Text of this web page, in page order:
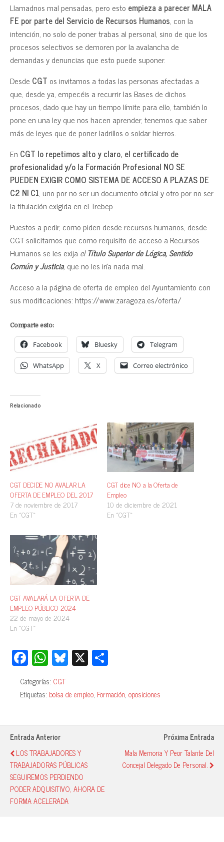
Llamadnos mal pensadas, pero esto empieza a parecer MALA
FE por parte del Servicio de Recursos Humanos, con la
intención, no solo de poner trabas al personal, sino de que los
procesos selectivos se demoren por la avalancha de
demandas y denuncias que esto puede suponer.
Desde CGT os invitamos a todas las personas afectadas a
que, desde ya, empecéis a recurrir las Bases de dichos
procesos, dado que hay un tiempo límite para ello, también lo
pone en una ley que nos hacen aprender, tenemos que saber
más de leyes que de poner ladrillos o soldar hierros.
En CGT lo repetimos alto y claro, el certificado de
profesionalidad y/o la Formación Profesional NO SE
PUEDEN EXIGIR COMO SISTEMA DE ACCESO A PLAZAS DE
C2 NI C1, uno por no ser un documento oficial y otro por no ser
la titulación exigida en el Trebep.
Puestos a pedir, como piden desde recursos humanos, desde
CGT solicitamos que como requisito de acceso a Recursos
Humanos se les exija elTítulo Superior de Lógica, Sentido
Común y Justicia, que no les iría nada mal.
Acceso a la página de oferta de empleo del Ayuntamiento con
sus modificaciones: https://www.zaragoza.es/oferta/
Comparte esto:
Facebook Bluesky Telegram
WhatsApp X Correo electrónico
Relacionado
CGT DECIDE NO AVALAR LA
OFERTA DE EMPLEO DEL 2017
7 de noviembre de 2017
En «CGT»
CGT dice NO a la Oferta de
Empleo
10 de diciembre de 2021
En «CGT»
CGT AVALARÁ LA OFERTA DE
EMPLEO PÚBLICO 2024
22 de mayo de 2024
En «CGT»
Fa
ce
bo
ok
W
ha
ts
A
pp
Bl
ue
sk
y
X
m
pa
rti
Categorías: CGT
Etiquetas: bolsa de empleo, Formación, oposiciones
Entrada Anterior
LOS TRABAJADORES Y
TRABAJADORAS PÚBLICAS
SEGUIREMOS PERDIENDO
PODER ADQUISITIVO, AHORA DE
FORMA ACELERADA
Próxima Entrada
Mala Memoria Y Peor Talante Del
Concejal Delegado De Personal.